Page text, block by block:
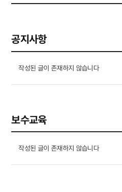
공지사항
작성된 글이 존재하지 않습니다
보수교육
작성된 글이 존재하지 않습니다